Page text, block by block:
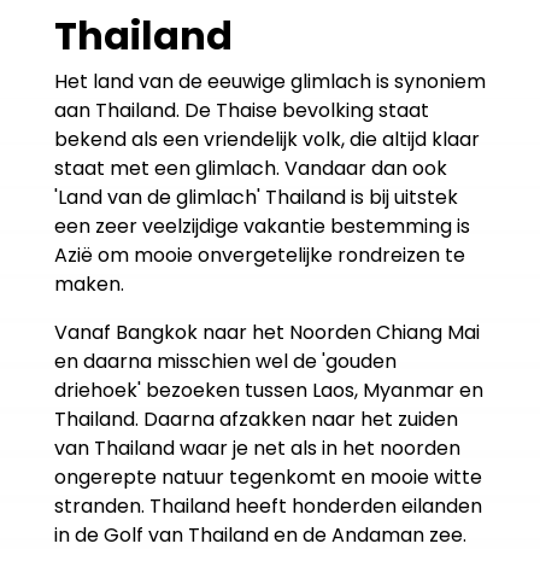
Thailand
Het land van de eeuwige glimlach is synoniem
aan Thailand. De Thaise bevolking staat
bekend als een vriendelijk volk, die altijd klaar
staat met een glimlach. Vandaar dan ook
'Land van de glimlach' Thailand is bij uitstek
een zeer veelzijdige vakantie bestemming is
Azië om mooie onvergetelijke rondreizen te
maken.
Vanaf Bangkok naar het Noorden Chiang Mai
en daarna misschien wel de 'gouden
driehoek' bezoeken tussen Laos, Myanmar en
Thailand. Daarna afzakken naar het zuiden
van Thailand waar je net als in het noorden
ongerepte natuur tegenkomt en mooie witte
stranden. Thailand heeft honderden eilanden
in de Golf van Thailand en de Andaman zee.